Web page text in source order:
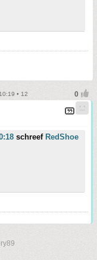
• 12
schreef RedShoe